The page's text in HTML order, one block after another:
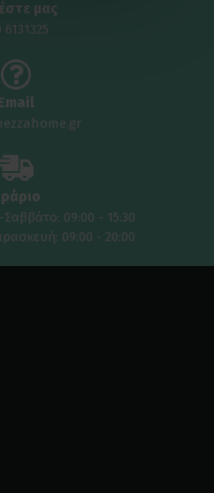
μας
6131325
09:00 - 15:30
09:00 - 20:00